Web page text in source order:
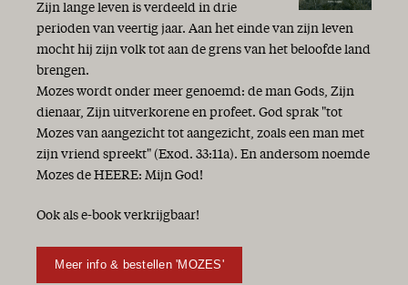
Zijn lange leven is verdeeld in drie
perioden van veertig jaar. Aan het einde van zijn leven
mocht hij zijn volk tot aan de grens van het beloofde land
brengen.
Mozes wordt onder meer genoemd: de man Gods, Zijn
dienaar, Zijn uitverkorene en profeet. God sprak "tot
Mozes van aangezicht tot aangezicht, zoals een man met
zijn vriend spreekt" (Exod. 33:11a). En andersom noemde
Mozes de HEERE: Mijn God!
Ook als e-book verkrijgbaar!
Meer info & bestellen 'MOZES'